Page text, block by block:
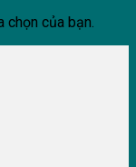
chọn của bạn.